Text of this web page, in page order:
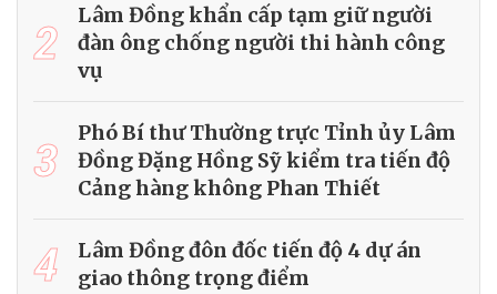
2
Lâm Đồng khẩn cấp tạm giữ người
đàn ông chống người thi hành công
vụ
3
Phó Bí thư Thường trực Tỉnh ủy Lâm
Đồng Đặng Hồng Sỹ kiểm tra tiến độ
Cảng hàng không Phan Thiết
4
Lâm Đồng đôn đốc tiến độ 4 dự án
giao thông trọng điểm